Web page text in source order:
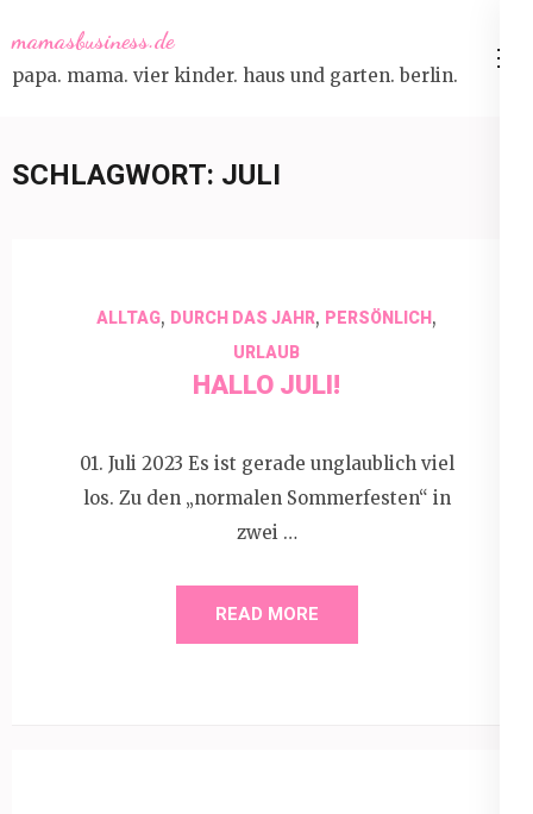
to
content
mamasbusiness.de
papa. mama. vier kinder. haus und garten. berlin.
SCHLAGWORT: JULI
ALLTAG, DURCH DAS JAHR, PERSÖNLICH ,
URLAUB
HALLO JULI!
01. Juli 2023 Es ist gerade unglaublich viel
los. Zu den „normalen Sommerfesten“ in
zwei …
READ MORE